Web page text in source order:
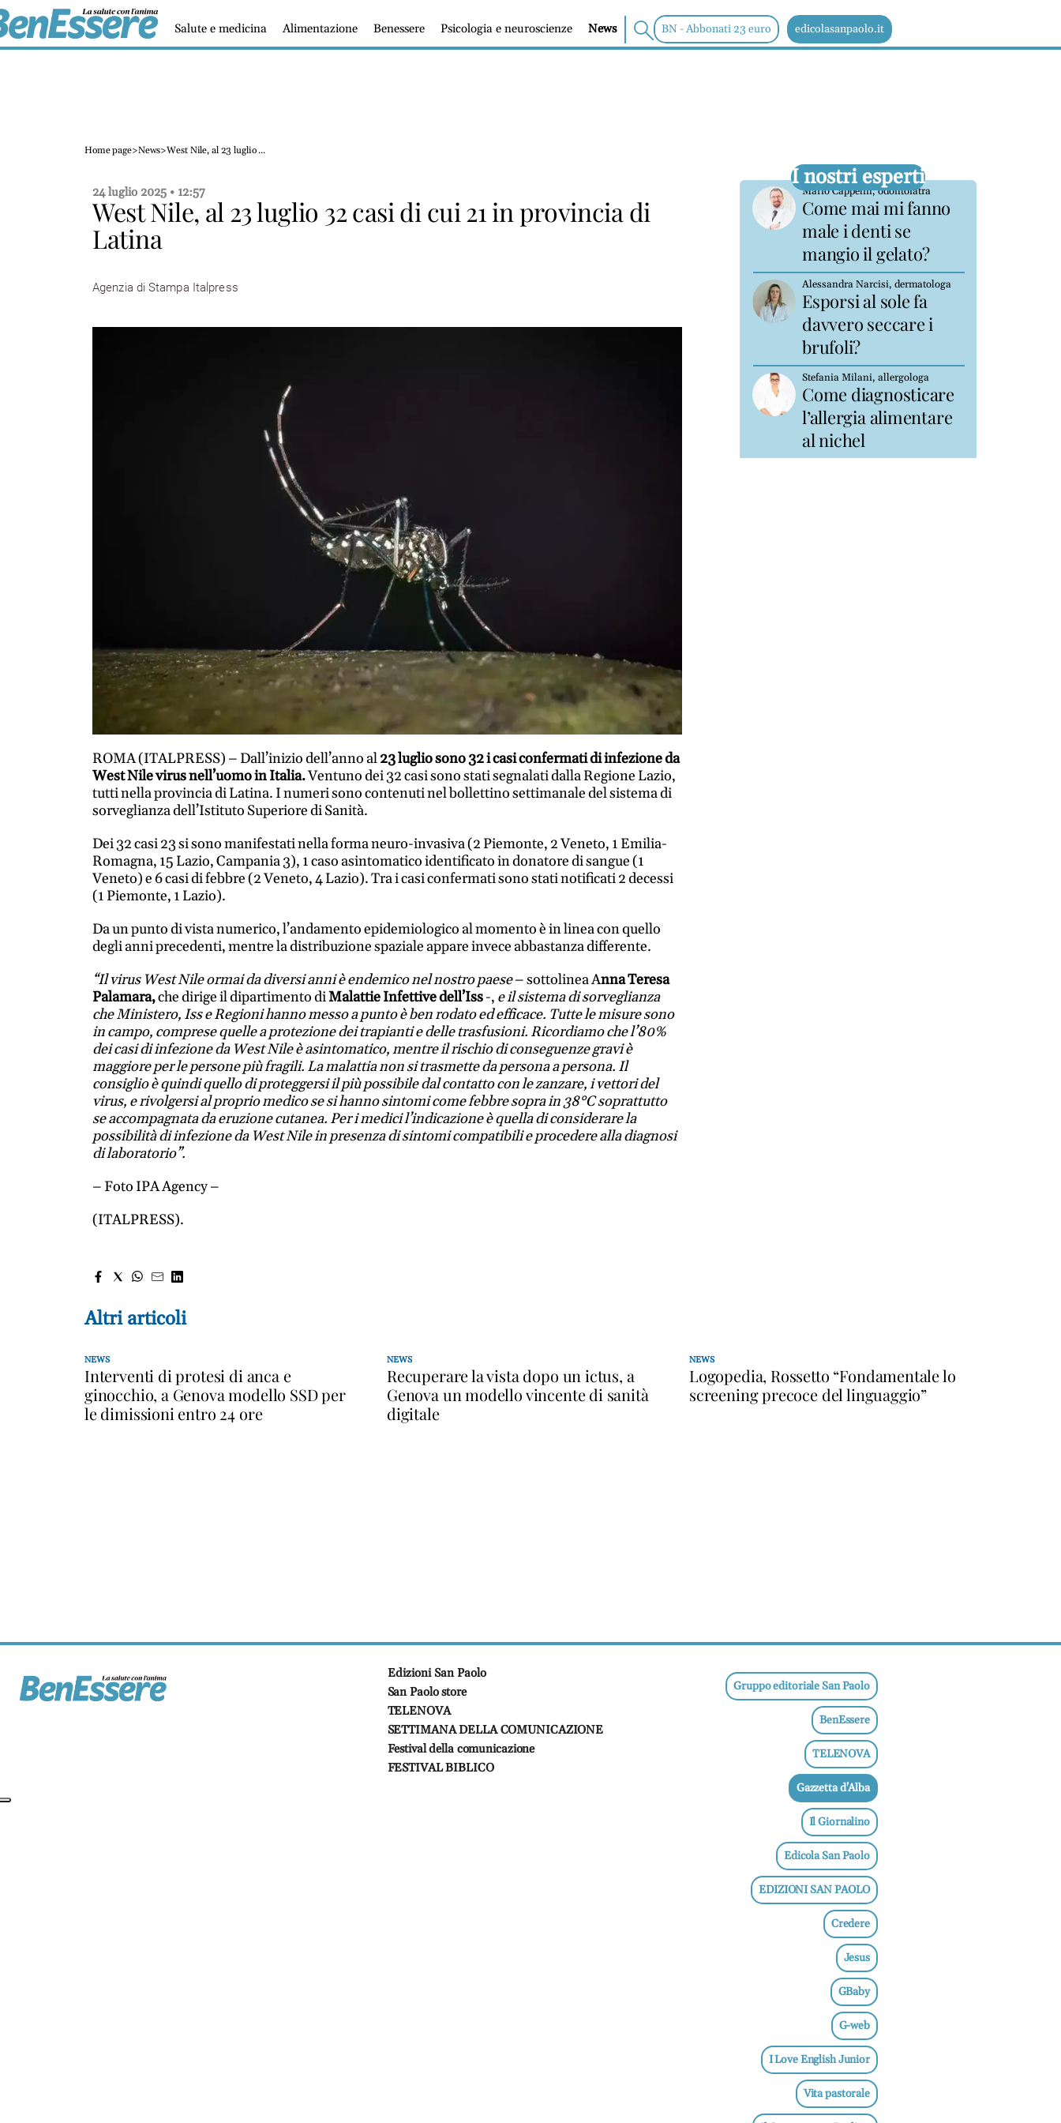
BN - Abbonati 23 euro edicolasanpaolo.it
Salute e medicina Alimentazione Benessere Psicologia e neuroscienze News
Home page>News>West Nile, al 23 luglio ...
West Nile, al 23 luglio 32 casi di cui 21 in provincia di
Latina
Agenzia di Stampa Italpress
24 luglio 2025 • 12:57
ROMA (ITALPRESS) – Dall’inizio dell’anno al23 luglio sono 32 i casi confermati di infezione da
West Nile virus nell’uomo in Italia.Ventuno dei 32 casi sono stati segnalati dalla Regione Lazio,
tutti nella provincia di Latina. I numeri sono contenuti nel bollettino settimanale del sistema di
sorveglianza dell’Istituto Superiore di Sanità.
Dei 32 casi 23 si sono manifestati nella forma neuro-invasiva (2 Piemonte, 2 Veneto, 1 Emilia-
Romagna, 15 Lazio, Campania 3), 1 caso asintomatico identificato in donatore di sangue (1
Veneto) e 6 casi di febbre (2 Veneto, 4 Lazio). Tra i casi confermati sono stati notificati 2 decessi
(1 Piemonte, 1 Lazio).
Da un punto di vista numerico, l’andamento epidemiologico al momento è in linea con quello
degli anni precedenti, mentre la distribuzione spaziale appare invece abbastanza differente.
“Il virus West Nile ormai da diversi anni è endemico nel nostro paese– sottolinea Anna Teresa
Palamara,che dirige il dipartimento diMalattie Infettive dell’Iss-, e il sistema di sorveglianza
che Ministero, Iss e Regioni hanno messo a punto è ben rodato ed efficace. Tutte le misure sono
in campo, comprese quelle a protezione dei trapianti e delle trasfusioni. Ricordiamo che l’80%
dei casi di infezione da West Nile è asintomatico, mentre il rischio di conseguenze gravi è
maggiore per le persone più fragili. La malattia non si trasmette da persona a persona. Il
consiglio è quindi quello di proteggersi il più possibile dal contatto con le zanzare, i vettori del
virus, e rivolgersi al proprio medico se si hanno sintomi come febbre sopra in 38°C soprattutto
se accompagnata da eruzione cutanea. Per i medici l’indicazione è quella di considerare la
possibilità di infezione da West Nile in presenza di sintomi compatibili e procedere alla diagnosi
di laboratorio”.
– Foto IPA Agency –
(ITALPRESS).
I nostri esperti
Come mai mi fanno
male i denti se
mangio il gelato?
Mario Cappelin, odontoiatra
Esporsi al sole fa
davvero seccare i
brufoli?
Alessandra Narcisi, dermatologa
Come diagnosticare
l’allergia alimentare
al nichel
Stefania Milani, allergologa
Altri articoli
NEWS
Interventi di protesi di anca e
ginocchio, a Genova modello SSD per
le dimissioni entro 24 ore
NEWS
Recuperare la vista dopo un ictus, a
Genova un modello vincente di sanità
digitale
NEWS
Logopedia, Rossetto “Fondamentale lo
screening precoce del linguaggio”
Edizioni San Paolo
San Paolo store
TELENOVA
SETTIMANA DELLA COMUNICAZIONE
Festival della comunicazione
FESTIVAL BIBLICO
Gruppo editoriale San Paolo
BenEssere
TELENOVA
Gazzetta d'Alba
Il Giornalino
Edicola San Paolo
EDIZIONI SAN PAOLO
Credere
Jesus
GBaby
G-web
I Love English Junior
Vita pastorale